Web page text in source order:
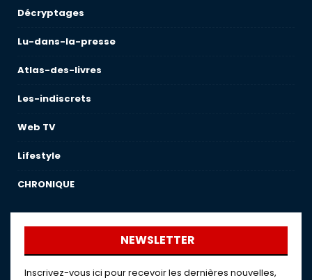
Décryptages
Lu-dans-la-presse
Atlas-des-livres
Les-indiscrets
Web TV
Lifestyle
CHRONIQUE
NEWSLETTER
Inscrivez-vous ici pour recevoir les dernières nouvelles,